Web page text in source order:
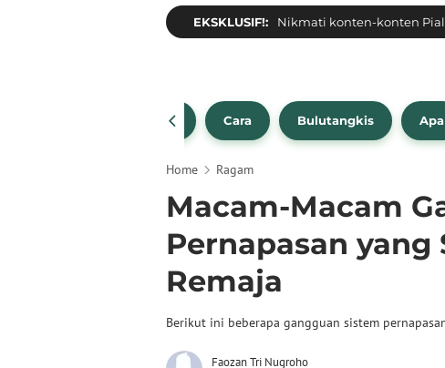
EKSKLUSIF!: Nikmati konten-konten
Bola Beli Cara Bulutangkis Apa
Home Ragam
Macam-Macam
Pernapasan yang
Remaja
Berikut ini beberapa gangguan sistem
Faozan Tri Nugroho